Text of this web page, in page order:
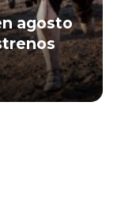
agosto